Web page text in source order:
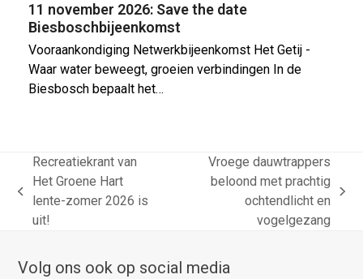
11 november 2026: Save the date
Biesboschbijeenkomst
Vooraankondiging Netwerkbijeenkomst Het Getij -
Waar water beweegt, groeien verbindingen In de
Biesbosch bepaalt het…
previous
post:
Recreatiekrant van
Het Groene Hart
lente-zomer 2026 is
uit!
Vroege dauwtrappers
beloond met prachtig
ochtendlicht en
vogelgezang
Volg ons ook op social media